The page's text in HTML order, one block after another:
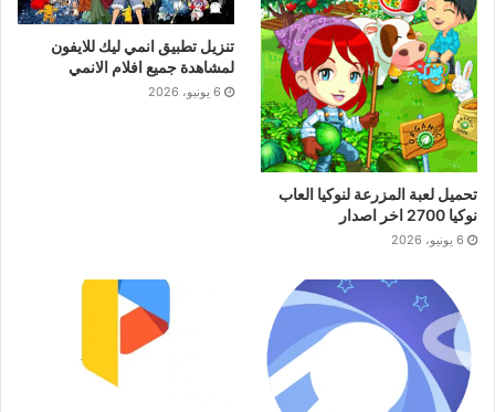
تحميل لعبة المزرعة لنوكيا العاب
نوكيا 2700 اخر اصدار
6 يونيو، 2026
تنزيل تطبيق انمي ليك للايفون
لمشاهدة جميع افلام الانمي
6 يونيو، 2026